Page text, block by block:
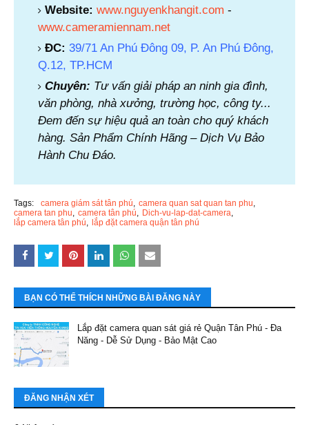
Website: www.nguyenkhangit.com -
www.cameramiennam.net
ĐC: 39/71 An Phú Đông 09, P. An Phú Đông,
Q.12, TP.HCM
Chuyên: Tư vấn giải pháp an ninh gia đình,
văn phòng, nhà xưởng, trường học, công ty...
Đem đến sự hiệu quả an toàn cho quý khách
hàng. Sản Phẩm Chính Hãng – Dịch Vụ Bảo
Hành Chu Đáo.
Tags: camera giám sát tân phú
camera quan sat quan tan phu
camera tan phu
camera tân phú
Dich-vu-lap-dat-camera
lắp camera tân phú
lắp đặt camera quận tân phú
BẠN CÓ THỂ THÍCH NHỮNG BÀI ĐĂNG NÀY
Lắp đặt camera quan sát giá rẻ Quận Tân Phú - Đa
Năng - Dễ Sử Dụng - Bảo Mật Cao
ĐĂNG NHẬN XÉT